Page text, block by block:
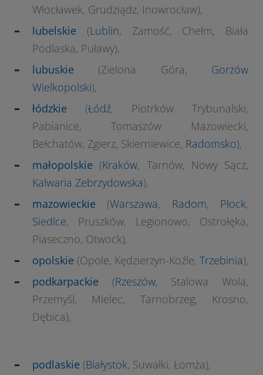
Włocławek, Grudziądz, Inowrocław),
lubelskie (Lublin, Zamość, Chełm, Biała
Podlaska, Puławy),
lubuskie (Zielona Góra, Gorzów
Wielkopolski),
łódzkie (Łódź, Piotrków Trybunalski,
Pabianice, Tomaszów Mazowiecki,
Bełchatów, Zgierz, Skierniewice, Radomsko),
małopolskie (Kraków, Tarnów, Nowy Sącz,
Kalwaria Zebrzydowska),
mazowieckie (Warszawa, Radom, Płock,
Siedlce, Pruszków, Legionowo, Ostrołęka,
Piaseczno, Otwock),
opolskie (Opole, Kędzierzyn-Koźle, Trzebinia),
podkarpackie (Rzeszów, Stalowa Wola,
Przemyśl, Mielec, Tarnobrzeg, Krosno,
Dębica),
podlaskie (Białystok, Suwałki, Łomża),